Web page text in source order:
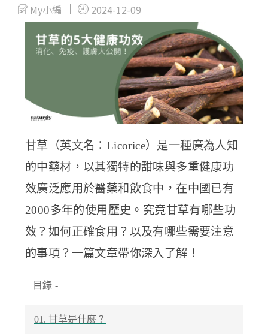
My小編 2024-12-09
甘草（英文名：Licorice）是一種廣為人知
的中藥材，以其獨特的甜味與多重健康功
效廣泛應用於醫藥和飲食中，在中國已有
2000多年的使用歷史。究竟甘草有哪些功
效？如何正確食用？以及有哪些需要注意
的事項？一篇文章帶你深入了解！
目錄 -
01. 甘草是什麼？